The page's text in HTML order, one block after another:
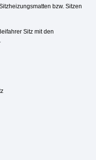
bzw. Sitzen
Sitz mit den